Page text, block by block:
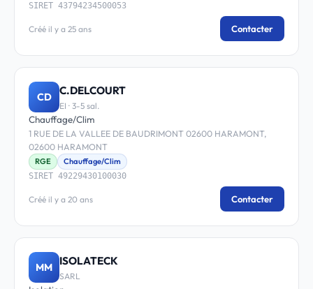
SIRET 43794234500053
Créé il y a 25 ans Contacter
CD C.DELCOURT
EI · 3-5 sal.
Chauffage/Clim
1 RUE DE LA VALLEE DE BAUDRIMONT 02600 HARAMONT,
02600 HARAMONT
RGE
Chauffage/Clim
SIRET 49229430100030
Créé il y a 20 ans Contacter
MM ISOLATECK
SARL